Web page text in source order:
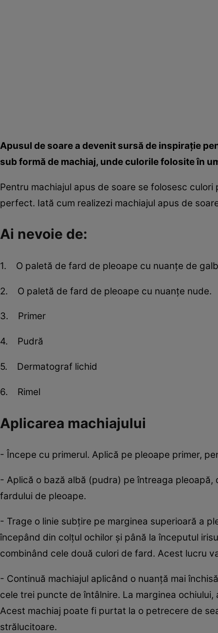
Apusul de soare a devenit sursă de inspiraţie
sub formă de machiaj, unde culorile folosite în
Pentru machiajul apus de soare se folosesc
perfect. Iată cum realizezi machiajul apus de
Ai nevoie de:
1. O paletă de fard de pleoape cu nuanţe de
2. O paletă de fard de pleoape cu nuanţe nude.
3. Primer
4. Pudră
5. Dermatograf lichid
6. Rimel
Aplicarea machiajului
- Începe cu primerul. Aplică pe pleoape primer,
- Aplică o bază albă (pudra) pe întreaga
fardului de pleoape.
- Trage o linie subţire pe marginea superioară a
începând din colţul ochilor şi până la începutul
combinând cele două culori de fard. Acest lucru
- Continuă machiajul aplicând o nuanţă mai
cele trei puncte de întâlnire. La marginea
Acest machiaj poate fi purtat la o petrecere de
strălucitoare.